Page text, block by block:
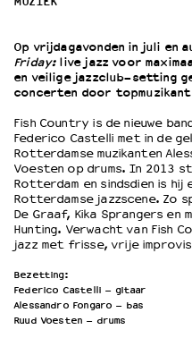
OVER LANTARENVENSTER
Wat we doen
Werken bij
Word vriend
Historie
Partners
Huisregels
Privacyverklaring
Integriteits- en
Culturele boycot Israël
Ruimte voor artistieke vrijheid
Op vrijdagavonden in juli en
Friday:live jazz voor
en veilige jazzclub-setting
concerten door
Fish Country is de nieuwe
Federico Castelli met in de
Rotterdamse muzikanten
Voesten op drums. In 2013
Rotterdam en sindsdien is hij
Rotterdamse jazzscene. Zo
De Graaf, Kika Sprangers en
Hunting. Verwacht van Fish
jazz met frisse, vrije
Bezetting:
Federico Castelli – gitaar
Alessandro Fongaro – bas
Ruud Voesten – drums